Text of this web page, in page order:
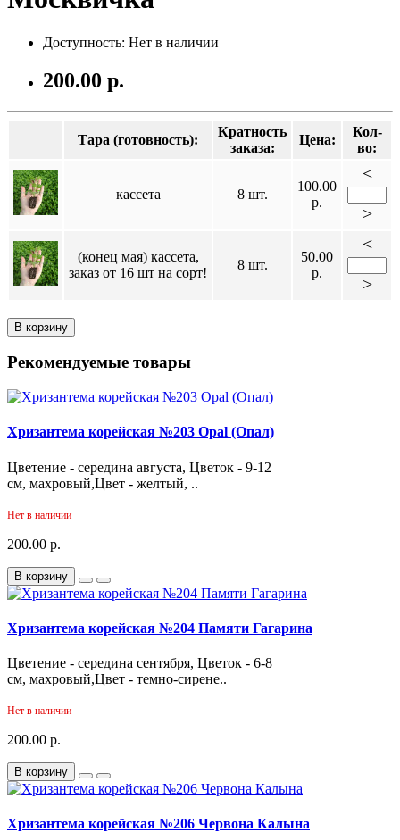
Доступность: Нет в наличии
200.00 р.
Тара (готовность):
Кратность
заказа:
Цена:
Кол-
во:
кассета 8 шт.
100.00
р.
<
>
(конец мая) кассета,
заказ от 16 шт на сорт!
8 шт.
50.00
р.
<
>
В корзину
Рекомендуемые товары
Хризантема корейская №203 Opal (Опал)
Цветение - середина августа, Цветок - 9-12
см, махровый,Цвет - желтый, ..
Нет в наличии
200.00 р.
В корзину
Хризантема корейская №204 Памяти Гагарина
Цветение - середина сентября, Цветок - 6-8
см, махровый,Цвет - темно-сирене..
Нет в наличии
200.00 р.
В корзину
Хризантема корейская №206 Червона Калына